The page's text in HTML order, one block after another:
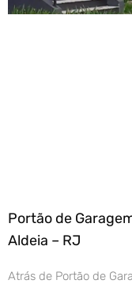
Portão de
Aldeia – RJ
Atrás de Portão de